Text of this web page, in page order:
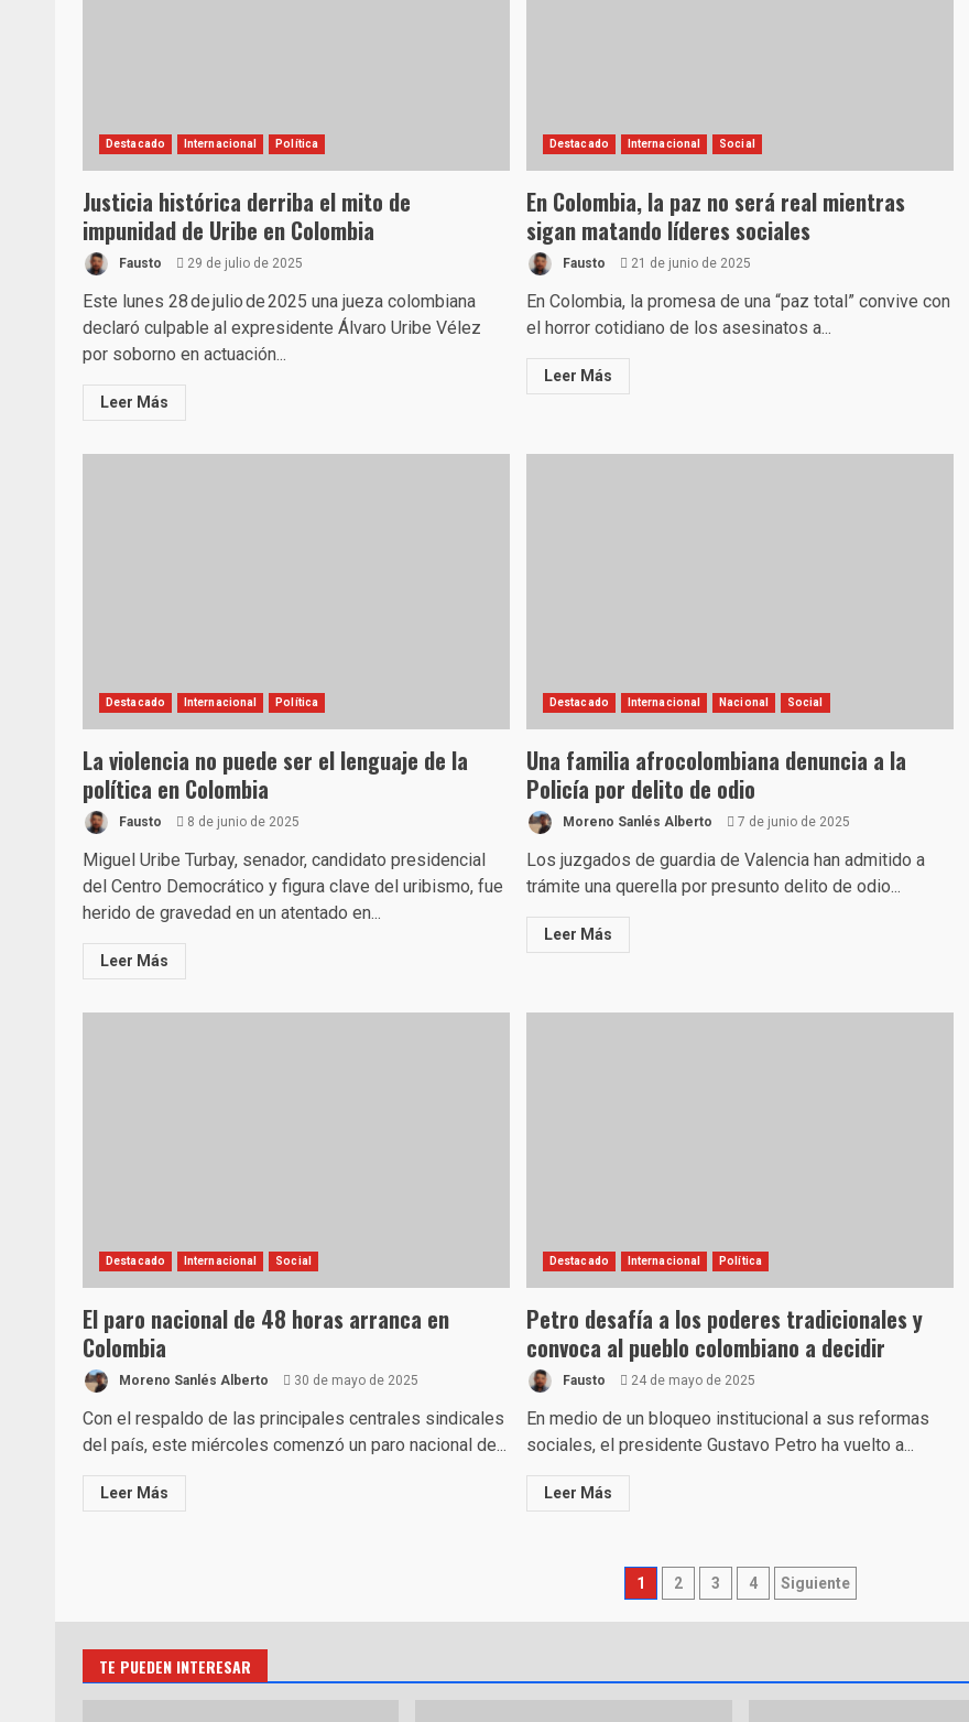
Destacado Internacional Política
Justicia histórica derriba el mito de
impunidad de Uribe en Colombia
Fausto 29 de julio de 2025
Este lunes 28 de julio de 2025 una jueza colombiana
declaró culpable al expresidente Álvaro Uribe Vélez
por soborno en actuación...
Leer Más
Destacado Internacional Social
En Colombia, la paz no será real mientras
sigan matando líderes sociales
Fausto 21 de junio de 2025
En Colombia, la promesa de una “paz total” convive con
el horror cotidiano de los asesinatos a...
Leer Más
Destacado Internacional Política
La violencia no puede ser el lenguaje de la
política en Colombia
Fausto 8 de junio de 2025
Miguel Uribe Turbay, senador, candidato presidencial
del Centro Democrático y figura clave del uribismo, fue
herido de gravedad en un atentado en...
Leer Más
Destacado Internacional Nacional Social
Una familia afrocolombiana denuncia a la
Policía por delito de odio
Moreno Sanlés Alberto 7 de junio de 2025
Los juzgados de guardia de Valencia han admitido a
trámite una querella por presunto delito de odio...
Leer Más
Destacado Internacional Social
El paro nacional de 48 horas arranca en
Colombia
Moreno Sanlés Alberto 30 de mayo de 2025
Con el respaldo de las principales centrales sindicales
del país, este miércoles comenzó un paro nacional de...
Leer Más
Destacado Internacional Política
Petro desafía a los poderes tradicionales y
convoca al pueblo colombiano a decidir
Fausto 24 de mayo de 2025
En medio de un bloqueo institucional a sus reformas
sociales, el presidente Gustavo Petro ha vuelto a...
Leer Más
Paginación
de
entradas
1 2 3 4 Siguiente
TE PUEDEN INTERESAR